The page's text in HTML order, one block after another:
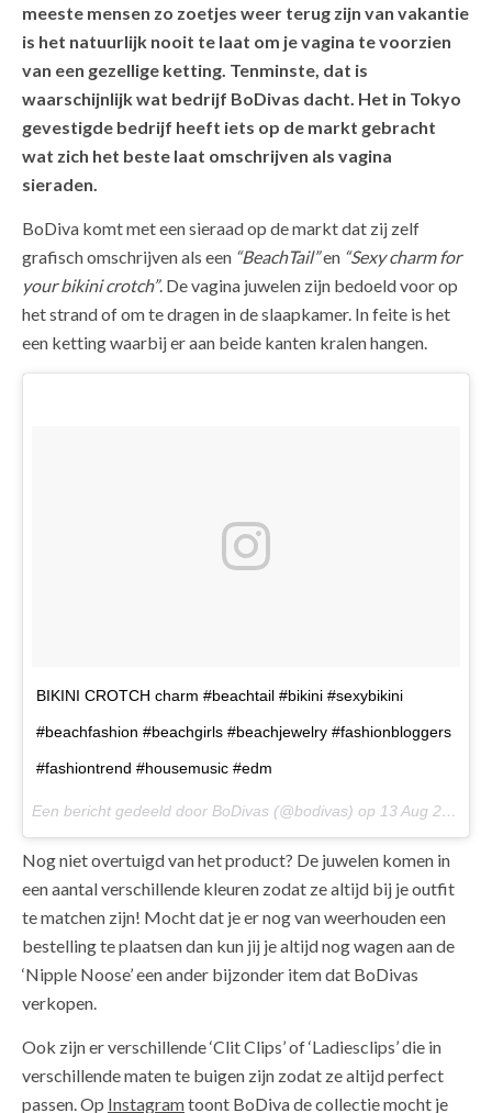
meeste mensen zo zoetjes weer terug zijn van vakantie
is het natuurlijk nooit te laat om je vagina te voorzien
van een gezellige ketting. Tenminste, dat is
waarschijnlijk wat bedrijf BoDivas dacht. Het in Tokyo
gevestigde bedrijf heeft iets op de markt gebracht
wat zich het beste laat omschrijven als vagina
sieraden.
BoDiva komt met een sieraad op de markt dat zij zelf
grafisch omschrijven als een “BeachTail”en “Sexy charm for
your bikini crotch”. De vagina juwelen zijn bedoeld voor op
het strand of om te dragen in de slaapkamer. In feite is het
een ketting waarbij er aan beide kanten kralen hangen.
BIKINI CROTCH charm #beachtail #bikini #sexybikini
#beachfashion #beachgirls #beachjewelry #fashionbloggers
#fashiontrend #housemusic #edm
Een bericht gedeeld door BoDivas (@bodivas) op 13 Aug 2017 om 10:17 PDT
Nog niet overtuigd van het product? De juwelen komen in
een aantal verschillende kleuren zodat ze altijd bij je outfit
te matchen zijn! Mocht dat je er nog van weerhouden een
bestelling te plaatsen dan kun jij je altijd nog wagen aan de
‘Nipple Noose’ een ander bijzonder item dat BoDivas
verkopen.
Ook zijn er verschillende ‘Clit Clips’ of ‘Ladiesclips’ die in
verschillende maten te buigen zijn zodat ze altijd perfect
passen. Op Instagramtoont BoDiva de collectie mocht je